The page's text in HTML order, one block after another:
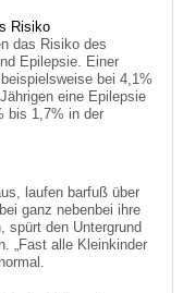
Risiko
das Risiko des
Epilepsie. Einer
bei 4,1%
eine Epilepsie
bis 1,7% in der
laufen barfuß über
ganz nebenbei ihre
spürt den Untergrund
„Fast alle Kleinkinder